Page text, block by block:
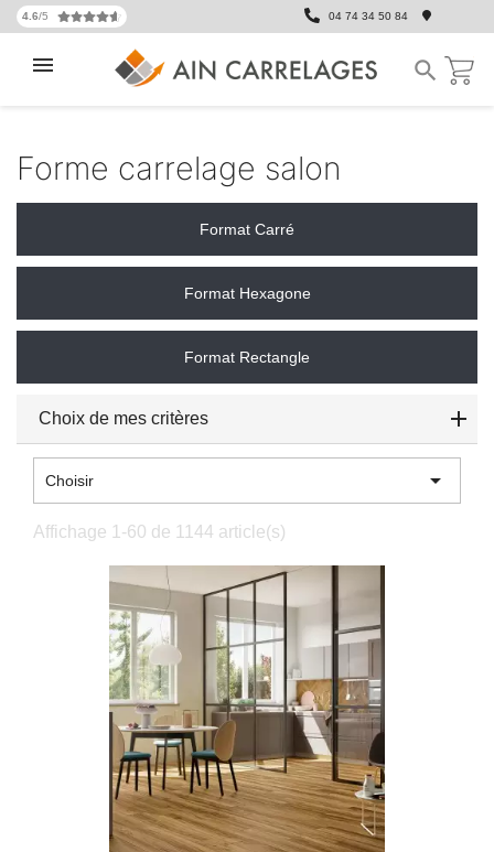
4.6/5 04 74 34 50 84

Forme carrelage salon
Format Carré
Format Hexagone
Format Rectangle
Choix de mes critères
Choisir 
Affichage 1-60 de 1144 article(s)